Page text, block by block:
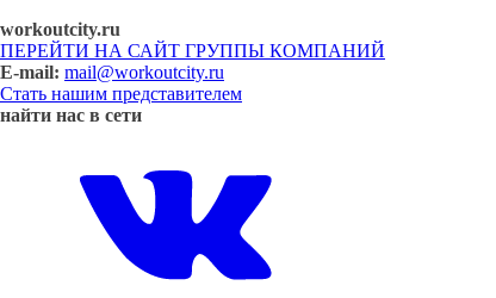
workoutcity.ru
ПЕРЕЙТИ НА САЙТ ГРУППЫ КОМПАНИЙ
E-mail: mail@workoutcity.ru
Стать нашим представителем
найти нас в сети